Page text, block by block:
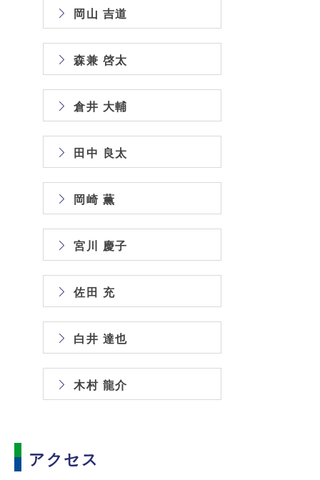
岡山 吉道
森兼 啓太
倉井 大輔
田中 良太
岡崎 薫
宮川 慶子
佐田 充
白井 達也
木村 龍介
アクセス